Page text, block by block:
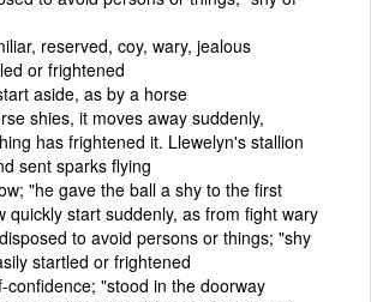
reserved, coy, wary, jealous
or frightened
aside, as by a horse
shies, it moves away suddenly,
has frightened it. Llewelyn's stallion
sent sparks flying
"he gave the ball a shy to the first
quickly start suddenly, as from fight wary
to avoid persons or things; "shy
startled or frightened
confidence; "stood in the doorway